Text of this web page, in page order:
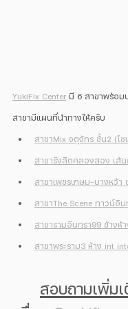
YukiFix Center มี 6 สาขาพร้อ
สาขามีแผนที่นำทางให้ครับ
สาขาMix จตุจักร ชั้น2 (โ
สาขารังสิตคลองสอง เส้
สาขาเพชรเกษม-บางหว้า
สาขาThe Scene ทาวน์อิ
สาขารามอินทรา99 ข้าง
สาขาพระราม3 ห้าง int
สอบถามเพิ่ม